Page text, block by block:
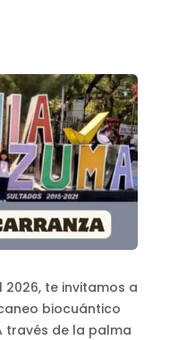
2026, te invitamos a
biocuántico
través de la palma